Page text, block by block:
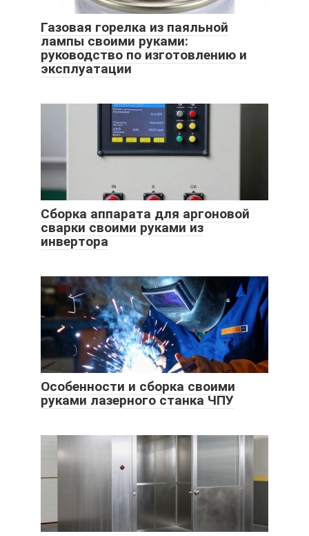
Газовая горелка из паяльной
лампы своими руками:
руководство по изготовлению и
эксплуатации
Сборка аппарата для аргоновой
сварки своими руками из
инвертора
Особенности и сборка своими
руками лазерного станка ЧПУ